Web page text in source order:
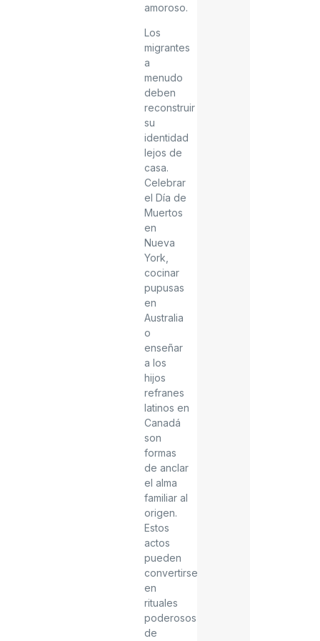
amoroso.
Los
migrantes
a
menudo
deben
reconstruir
su
identidad
lejos de
casa.
Celebrar
el Día de
Muertos
en
Nueva
York,
cocinar
pupusas
en
Australia
o
enseñar
a los
hijos
refranes
latinos en
Canadá
son
formas
de anclar
el alma
familiar al
origen.
Estos
actos
pueden
convertirse
en
rituales
poderosos
de